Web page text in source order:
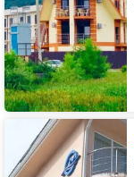
Гостиница
Синее
море